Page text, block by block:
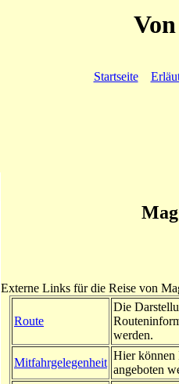
Startseite
Externe Links für die Reise von
Route
Die
werden.
Mitfahrgelegenheit
Hier können
angeboten